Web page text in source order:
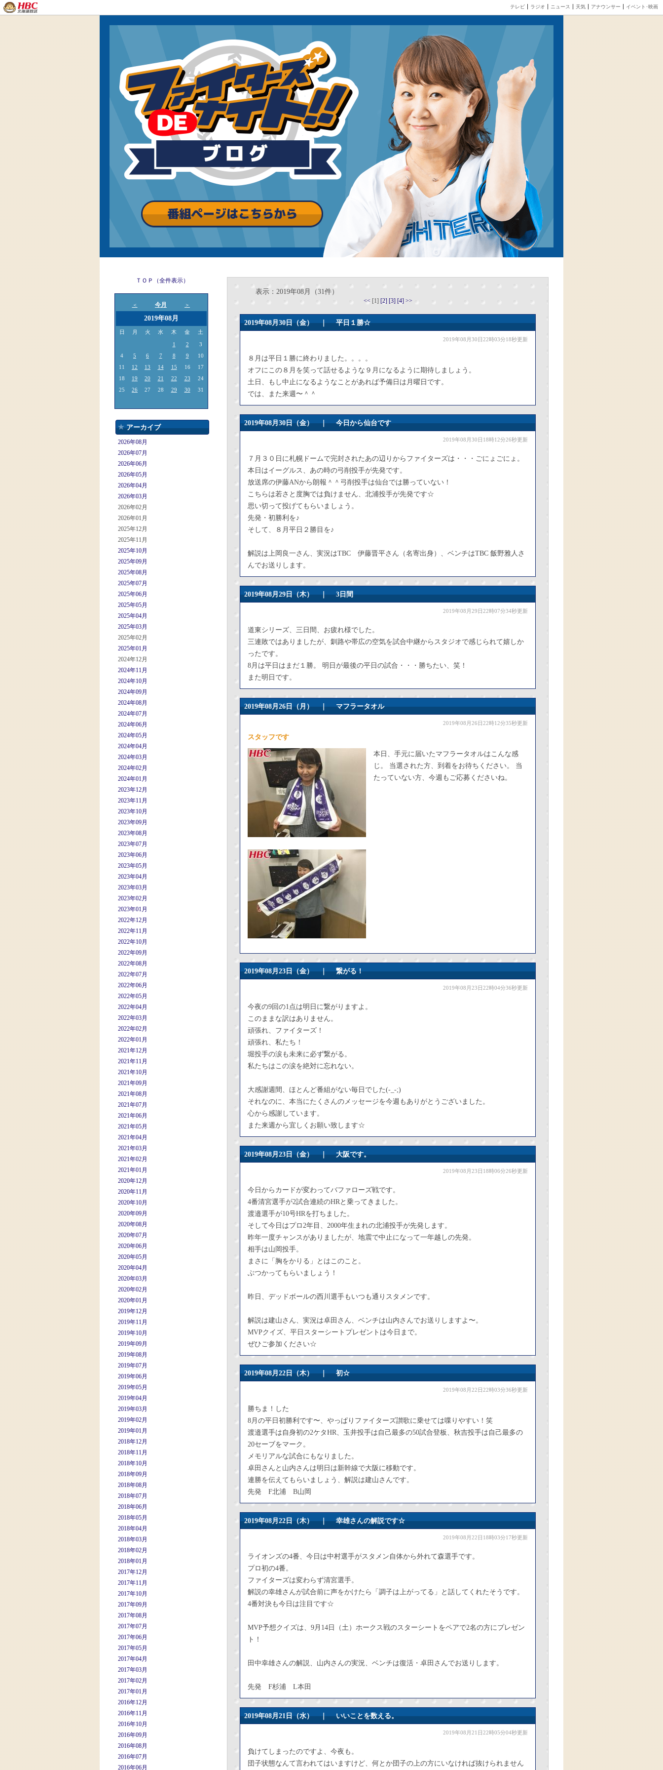
テレビ ラジオ ニュース 天気 アナウンサー イベント･映画
ＴＯＰ（全件表示）
＜ 今月 ＞
2019年08月
日 月 火 水 木 金 土
1 2
3
4
5 6 7 8 9
10
11
12 13 14 15 16
17
18
19 20 21 22 23
24
25
26 27 28 29 30 31
アーカイブ
2026年08月
2026年07月
2026年06月
2026年05月
2026年04月
2026年03月
2026年02月
2026年01月
2025年12月
2025年11月
2025年10月
2025年09月
2025年08月
2025年07月
2025年06月
2025年05月
2025年04月
2025年03月
2025年02月
2025年01月
2024年12月
2024年11月
2024年10月
2024年09月
2024年08月
2024年07月
2024年06月
2024年05月
2024年04月
2024年03月
2024年02月
2024年01月
2023年12月
2023年11月
2023年10月
2023年09月
2023年08月
2023年07月
2023年06月
2023年05月
2023年04月
2023年03月
2023年02月
2023年01月
2022年12月
2022年11月
2022年10月
2022年09月
2022年08月
2022年07月
2022年06月
2022年05月
2022年04月
2022年03月
2022年02月
2022年01月
2021年12月
2021年11月
2021年10月
2021年09月
2021年08月
2021年07月
2021年06月
2021年05月
2021年04月
2021年03月
2021年02月
2021年01月
2020年12月
2020年11月
2020年10月
2020年09月
2020年08月
2020年07月
2020年06月
2020年05月
2020年04月
2020年03月
2020年02月
2020年01月
2019年12月
2019年11月
2019年10月
2019年09月
2019年08月
2019年07月
2019年06月
2019年05月
2019年04月
2019年03月
2019年02月
2019年01月
2018年12月
2018年11月
2018年10月
2018年09月
2018年08月
2018年07月
2018年06月
2018年05月
2018年04月
2018年03月
2018年02月
2018年01月
2017年12月
2017年11月
2017年10月
2017年09月
2017年08月
2017年07月
2017年06月
2017年05月
2017年04月
2017年03月
2017年02月
2017年01月
2016年12月
2016年11月
2016年10月
2016年09月
2016年08月
2016年07月
2016年06月
表示：2019年08月（31件）
<< [1] [2] [3] [4] >>
2019年08月30日（金） ｜平日１勝☆
2019年08月30日22時03分18秒更新
８月は平日１勝に終わりました。。。。
オフにこの８月を笑って話せるような９月になるように期待しましょう。
土日、もし中止になるようなことがあれば予備日は月曜日です。
では、また来週〜＾＾
2019年08月30日（金） ｜今日から仙台です
2019年08月30日18時12分26秒更新
７月３０日に札幌ドームで完封されたあの辺りからファイターズは・・・ごにょごにょ。
本日はイーグルス、あの時の弓削投手が先発です。
放送席の伊藤ANから朗報＾＾弓削投手は仙台では勝っていない！
こちらは若さと度胸では負けません、北浦投手が先発です☆
思い切って投げてもらいましょう。
先発・初勝利を♪
そして、８月平日２勝目を♪
解説は上岡良一さん、実況はTBC 伊藤晋平さん（名寄出身）、ベンチはTBC 飯野雅人さ
んでお送りします。
2019年08月29日（木） ｜3日間
2019年08月29日22時07分34秒更新
道東シリーズ、三日間、お疲れ様でした。
三連敗ではありましたが、釧路や帯広の空気を試合中継からスタジオで感じられて嬉しか
ったです。
8月は平日はまだ１勝。 明日が最後の平日の試合・・・勝ちたい、笑！
また明日です。
2019年08月26日（月） ｜マフラータオル
2019年08月26日22時12分35秒更新
スタッフです
本日、手元に届いたマフラータオルはこんな感
じ。 当選された方、到着をお待ちください。 当
たっていない方、今週もご応募くださいね。
2019年08月23日（金） ｜繋がる！
2019年08月23日22時04分36秒更新
今夜の9回の1点は明日に繋がりますよ。
このままな訳はありません。
頑張れ、ファイターズ！
頑張れ、私たち！
堀投手の涙も未来に必ず繋がる。
私たちはこの涙を絶対に忘れない。
大感謝週間、ほとんど番組がない毎日でした(-_-;)
それなのに、本当にたくさんのメッセージを今週もありがとうございました。
心から感謝しています。
また来週から宜しくお願い致します☆
2019年08月23日（金） ｜大阪です。
2019年08月23日18時06分26秒更新
今日からカードが変わってバファローズ戦です。
4番清宮選手が2試合連続のHRと乗ってきました。
渡邉選手が10号HRを打ちました。
そして今日はプロ2年目、2000年生まれの北浦投手が先発します。
昨年一度チャンスがありましたが、地震で中止になって一年越しの先発。
相手は山岡投手。
まさに「胸をかりる」とはこのこと。
ぶつかってもらいましょう！
昨日、デッドボールの西川選手もいつも通りスタメンです。
解説は建山さん、実況は卓田さん、ベンチは山内さんでお送りしますよ〜。
MVPクイズ、平日スターシートプレゼントは今日まで。
ぜひご参加ください☆
2019年08月22日（木） ｜初☆
2019年08月22日22時03分36秒更新
勝ちま！した
8月の平日初勝利です〜、やっぱりファイターズ讃歌に乗せては喋りやすい！笑
渡邉選手は自身初の2ケタHR、玉井投手は自己最多の50試合登板、秋吉投手は自己最多の
20セーブをマーク。
メモリアルな試合にもなりました。
卓田さんと山内さんは明日は新幹線で大阪に移動です。
連勝を伝えてもらいましょう、解説は建山さんです。
先発 F北浦 B山岡
2019年08月22日（木） ｜幸雄さんの解説です☆
2019年08月22日18時03分17秒更新
ライオンズの4番、今日は中村選手がスタメン自体から外れて森選手です。
プロ初の4番。
ファイターズは変わらず清宮選手。
解説の幸雄さんが試合前に声をかけたら「調子は上がってる」と話してくれたそうです。
4番対決も今日は注目です☆
MVP予想クイズは、9月14日（土）ホークス戦のスターシートをペアで2名の方にプレゼン
ト！
田中幸雄さんの解説、山内さんの実況、ベンチは復活・卓田さんでお送りします。
先発 F杉浦 L本田
2019年08月21日（水） ｜いいことを数える。
2019年08月21日22時05分04秒更新
負けてしまったのですよ、今夜も。
団子状態なんて言われてはいますけど、何とか団子の上の方にいなければ抜けられません